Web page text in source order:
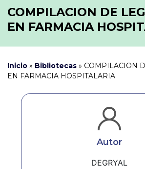
COMPILACION DE
EN FARMACIA
Inicio » Bibliotecas » COMPILACION
EN FARMACIA HOSPITALARIA
Autor
DEGRYAL